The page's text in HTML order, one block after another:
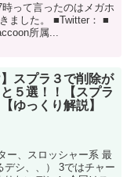
って言ったのはメガホ
ました。 ■Twitter： ■
所属 ​ ...
】スプラ３で削除が
５選！！【スプラ
ゆっくり解説】
ー、スロッシャー系 最
シ、、） 3ではチャー